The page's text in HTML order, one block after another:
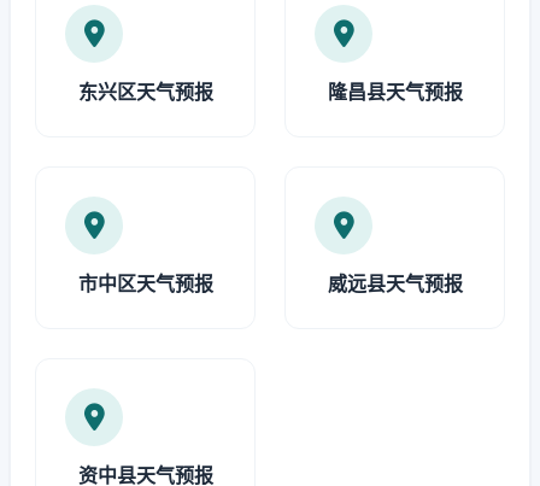
东兴区天气预报 隆昌县天气预报
市中区天气预报 威远县天气预报
资中县天气预报